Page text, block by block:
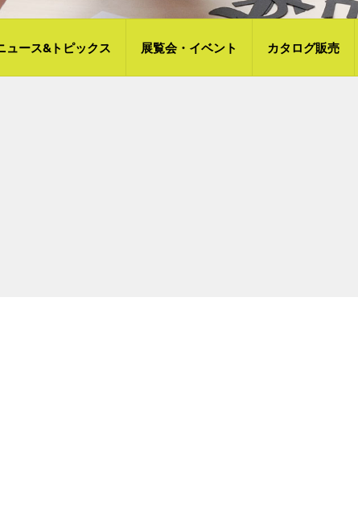
ュース&トピックス 展覧会・イベント カタログ販売